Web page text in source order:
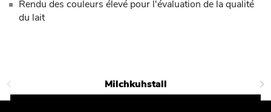
Rendu des couleurs élevé pour l'évaluation de la qualité
du lait
Milchkuhstall